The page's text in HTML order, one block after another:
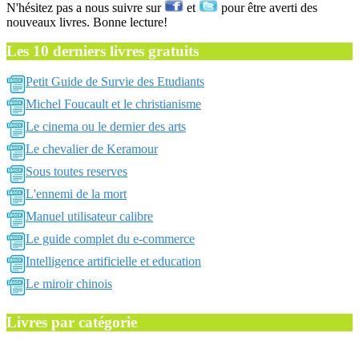
N'hésitez pas a nous suivre sur et
pour être averti des
nouveaux livres. Bonne lecture!
Les 10 derniers livres gratuits
Petit Guide de Survie des Etudiants
Michel Foucault et le christianisme
Le cinema ou le dernier des arts
Le chevalier de Keramour
Sous toutes reserves
L'ennemi de la mort
Manuel utilisateur calibre
Le guide complet du e-commerce
Intelligence artificielle et education
Le miroir chinois
Livres par catégorie